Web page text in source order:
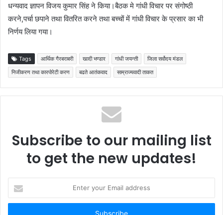
धन्यवाद ज्ञापन विजय कुमार सिंह ने किया।बैठक मे गांधी विचार पर संगोष्ठी
करने,पर्चा छपाने तथा वितरित करने तथा बच्चों में गांधी विचार के प्रसार का भी
निर्णय लिया गया।
Tags आर्थिक गैरबराबरी खादी भण्डार गांधी जयन्ती
जिला सर्वोदय मंडल
निजीकरण तथा कारपोरेटी करण
बढते आतंकवाद साम्राज्यवादी ताकत
Subscribe to our mailing list
to get the new updates!
your
Email